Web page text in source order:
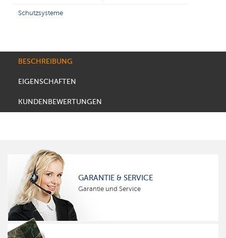
Schutzsysteme
BESCHREIBUNG
EIGENSCHAFTEN
KUNDENBEWERTUNGEN
GARANTIE & SERVICE
Garantie und Service